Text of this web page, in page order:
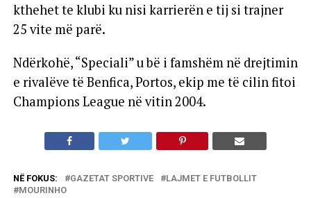
kthehet te klubi ku nisi karrierën e tij si trajner
25 vite më parë.
Ndërkohë, “Speciali” u bë i famshëm në drejtimin
e rivalëve të Benfica, Portos, ekip me të cilin fitoi
Champions League në vitin 2004.
NË FOKUS: GAZETAT SPORTIVE
LAJMET E FUTBOLLIT
MOURINHO